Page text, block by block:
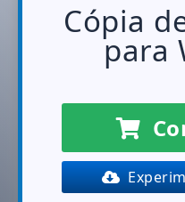
Cópia
para